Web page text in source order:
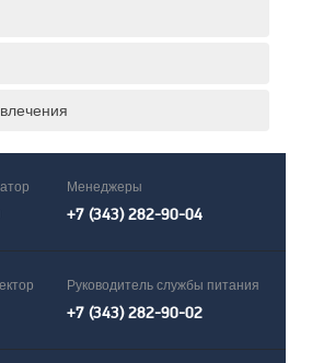
Менеджеры
+7 (343) 282-90-04
Руководитель службы питания
+7 (343) 282-90-02